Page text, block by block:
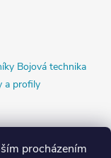
procházením
Bojová technika
a profily